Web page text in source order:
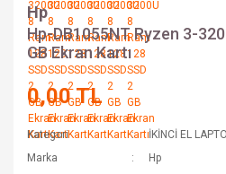
Hp
Hp-DB1055NT Ryzen 3-
GB Ekran Kartı
0,00 TL
Kategori
İKİNCİ EL
Marka
Hp